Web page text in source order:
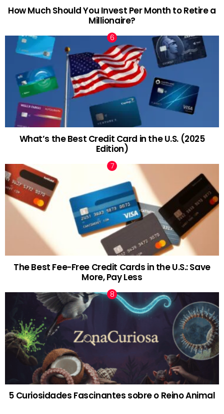
How Much Should You Invest Per Month to Retire a
Millionaire?
What’s the Best Credit Card in the U.S. (2025
Edition)
The Best Fee-Free Credit Cards in the U.S.: Save
More, Pay Less
5 Curiosidades Fascinantes sobre o Reino Animal